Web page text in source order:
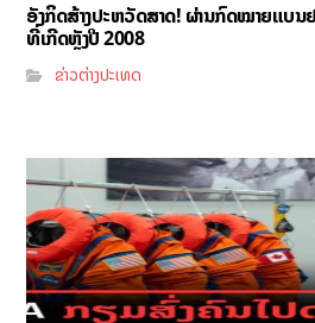
ອັງກິດສ້າງປະຫວັດສາດ! ຜ່ານກົດໝາຍແບ
ທີ່ເກີດຫຼັງປີ 2008
ຂ່າວຕ່າງປະເທດ